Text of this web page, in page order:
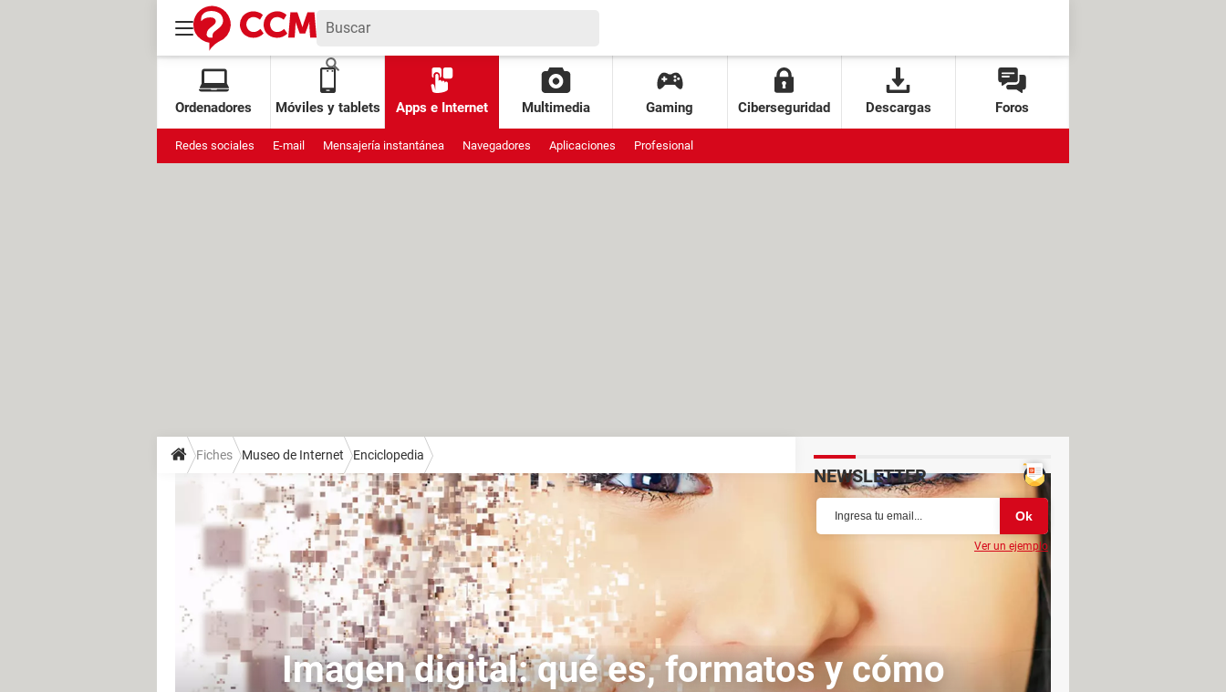
Ordenadores Móviles y tablets Apps e Internet Multimedia Gaming Ciberseguridad Descargas Foros
Redes sociales E-mail Mensajería instantánea Navegadores Aplicaciones Profesional
Fiches Museo de Internet Enciclopedia
Imagen digital: qué es, formatos y cómo
NEWSLETTER
Ver un ejemplo